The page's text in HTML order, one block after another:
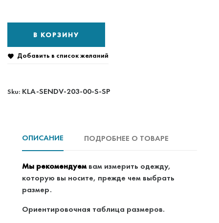
В КОРЗИНУ
 Добавить в список желаний
Sku: KLA-SENDV-203-00-S-SP
ОПИСАНИЕ ПОДРОБНЕЕ О ТОВАРЕ
Мы рекомендуем вам измерить одежду,
которую вы носите, прежде чем выбрать
размер.
Ориентировочная таблица размеров.